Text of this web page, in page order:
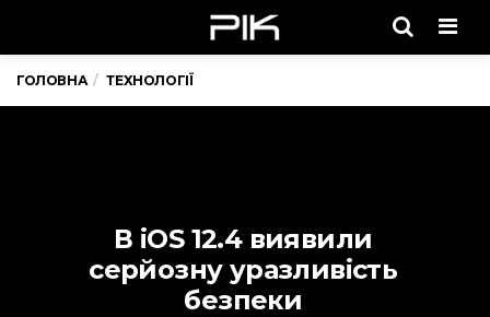
ГОЛОВНА ТЕХНОЛОГІЇ
В iOS 12.4 виявили
серйозну уразливість
безпеки